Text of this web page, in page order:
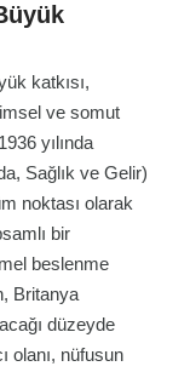
katkısı,
ve somut
yılında
Sağlık ve Gelir)
noktası olarak
bir
beslenme
Britanya
düzeyde
olanı, nüfusun